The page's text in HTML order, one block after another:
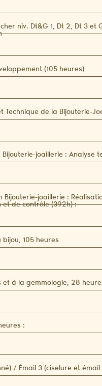
niv. Dt&G 1, Dt 2, Dt 3 et
(105 heures)
Technique de la Bijouterie-
Bijouterie-joaillerie : Analyse
Bijouterie-joaillerie :
et de contrôle (392h) :
bijou, 105 heures
et à la gemmologie, 28
:
/ Émail 3 (ciselure et